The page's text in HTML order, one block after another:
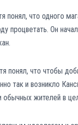
понял, что одного
процветать. Он
понял, что чтобы
так и возникло
обычных жителей в